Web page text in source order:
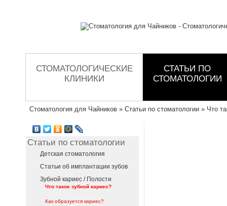
СТОМАТОЛОГИЧЕСКИЕ
КЛИНИКИ
СТАТЬИ ПО
СТОМАТОЛОГИИ
Стоматология для Чайников » Статьи по стоматологии » Что
Статьи по стоматологии
Детская стоматология
Статьи об имплантации зубов
Зубной кариес / Полости
Что такое зубной кариес?
Как образуется кариес?